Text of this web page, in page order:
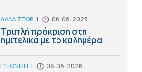
ΑΛΛΑ ΣΠΟΡ | 06-08-2026
Τριπλή πρόκριση στη
ημιτελικά με το καλημέρα
Γ' ΕΘΝΙΚΗ | 06-08-2026